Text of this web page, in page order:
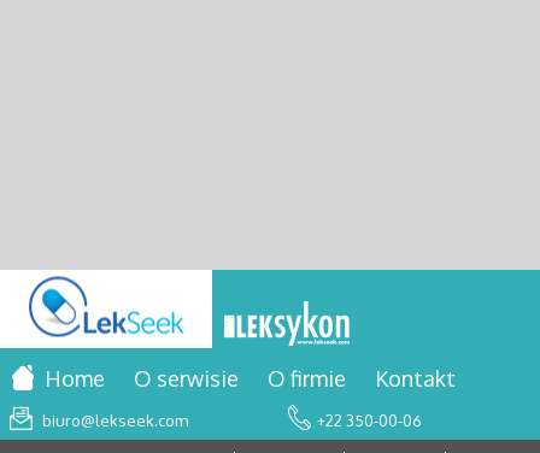
Home O serwisie O firmie Kontakt
biuro@lekseek.com +22 350-00-06